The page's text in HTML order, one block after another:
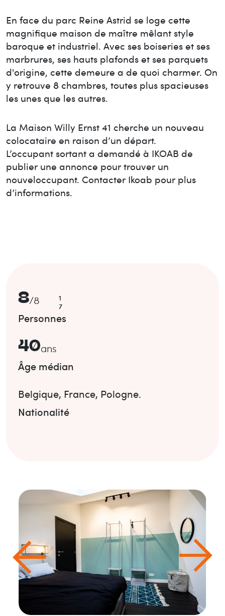
En face du parc Reine Astrid se loge cette
magnifique maison de maître mêlant style
baroque et industriel. Avec ses boiseries et ses
marbrures, ses hauts plafonds et ses parquets
d'origine, cette demeure a de quoi charmer. On
y retrouve 8 chambres, toutes plus spacieuses
les unes que les autres.
La Maison Willy Ernst 41 cherche un nouveau
colocataire en raison d’un départ.
L’occupant sortant a demandé à IKOAB de
publier une annonce pour trouver un
nouveloccupant. Contacter Ikoab pour plus
d’informations.
8/8
1
7
Personnes
40ans
Âge médian
Belgique, France, Pologne.
Nationalité